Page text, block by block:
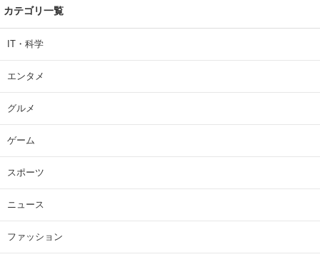
カテゴリ一覧
IT・科学
エンタメ
グルメ
ゲーム
スポーツ
ニュース
ファッション